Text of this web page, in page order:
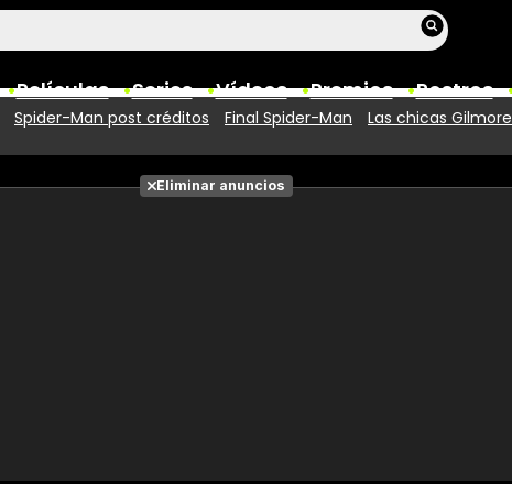
Películas Series Vídeos Premios Rostros
Fotos
Spider-Man post créditos Final Spider-Man Las chicas Gilmore
Eliminar anuncios